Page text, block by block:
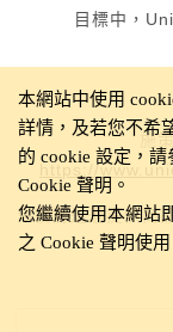
目標中，
施
https://
今後將透過提供商
本網站中使用
詳情，及若您不希
的 cookie 設定，請
Cookie 聲明。
您繼續使用本網站
之 Cookie 聲明使用